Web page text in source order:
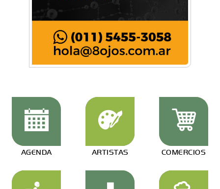
AGENDA ARTISTAS COMERCIOS